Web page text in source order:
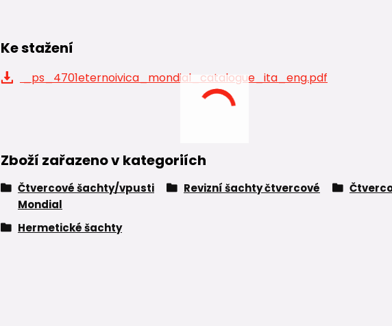
Ke stažení
_ps_4701eternoivica_mondial_catalogue_ita_eng.pdf
Zboží zařazeno v kategoriích
Čtvercové šachty/vpusti
Mondial
Revizní šachty čtvercové
Hermetické šachty